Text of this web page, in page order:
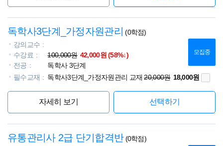
독학사3단계_가정자원관리 (0학점)
강의교수
수강료
100,000원 42,000원 (58%↓)
전공
독학사 3단계
필수교재
독학사3단계_가정자원관리 교재20,000원 18,000원
모집중
자세히 보기 선택하기
유통관리사 2급 단기합격반(0학점)